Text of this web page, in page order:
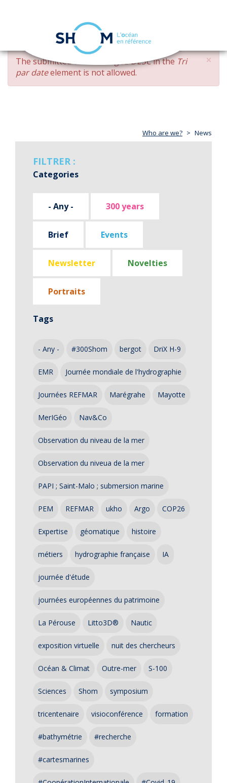
Skip
main
content
navigation
×
ERROR
MESSAGE
The submitted value changed DESCin the Tri
par dateelement is not allowed.
Who are we? News
FILTRER :
Categories
- Any - 300 years
Brief Events
Newsletter Novelties
Portraits
Tags
- Any - #300Shom bergot DriX H-9
EMR Journée mondiale de l'hydrographie
Journées REFMAR Marégrahe Mayotte
MerIGéo Nav&Co
Observation du niveau de la mer
Observation du niveua de la mer
PAPI ; Saint-Malo ; submersion marine
PEM REFMAR ukho Argo COP26
Expertise géomatique histoire
métiers hydrographie française IA
journée d'étude
journées européennes du patrimoine
La Pérouse Litto3D® Nautic
exposition virtuelle nuit des chercheurs
Océan & Climat Outre-mer S-100
Sciences Shom symposium
tricentenaire visioconférence formation
#bathymétrie #recherche
#cartesmarines